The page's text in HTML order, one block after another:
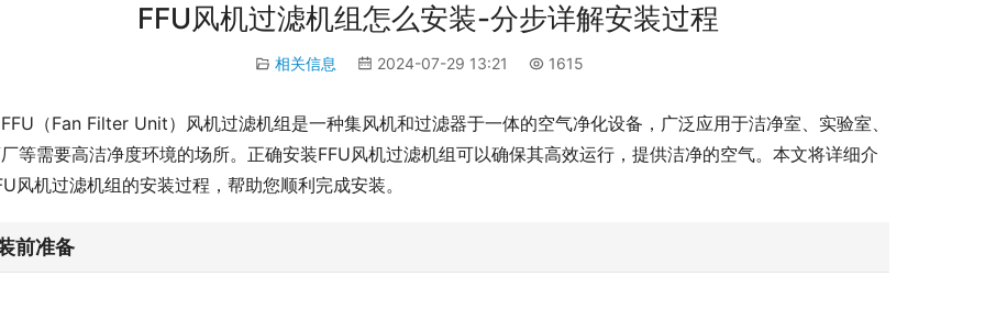
FFU风机过滤机组怎么安装-分步详解安装过程
相关信息 2024-07-29 13:21 1615
FFU（Fan Filter Unit）风机过滤机组是一种集风机和过滤器于一体的空气净化设备，广泛应用于洁净室、实验室、
等需要高洁净度环境的场所。正确安装FFU风机过滤机组可以确保其高效运行，提供洁净的空气。本文将详细介
风机过滤机组的安装过程，帮助您顺利完成安装。
前准备